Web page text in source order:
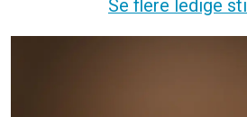
Se flere ledige